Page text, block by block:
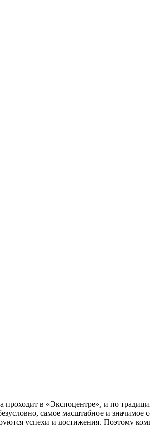
в «Экспоцентре», и по
самое масштабное и значимое
успехи и достижения. Поэтому